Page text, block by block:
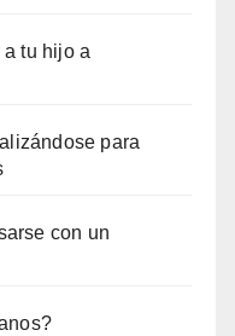
tu hijo a
para
con un